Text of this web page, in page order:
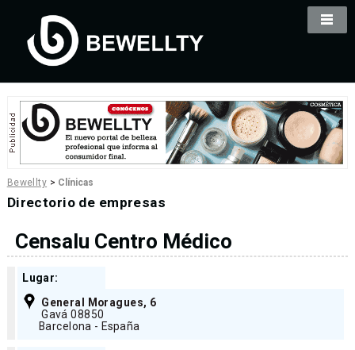
Bewellty > Clínicas
Directorio de empresas
Censalu Centro Médico
Lugar:
General Moragues, 6
Gavá 08850
Barcelona - España